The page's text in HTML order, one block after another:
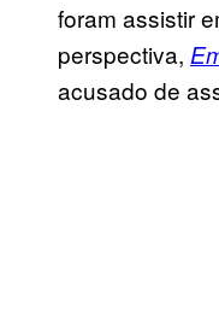
foram assistir
perspectiva,
acusado de